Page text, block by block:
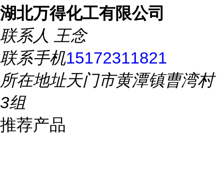
湖北万得化工有限公司
联系人 王念
联系手机15172311821
所在地址天门市黄潭镇曹湾村
3组
推荐产品